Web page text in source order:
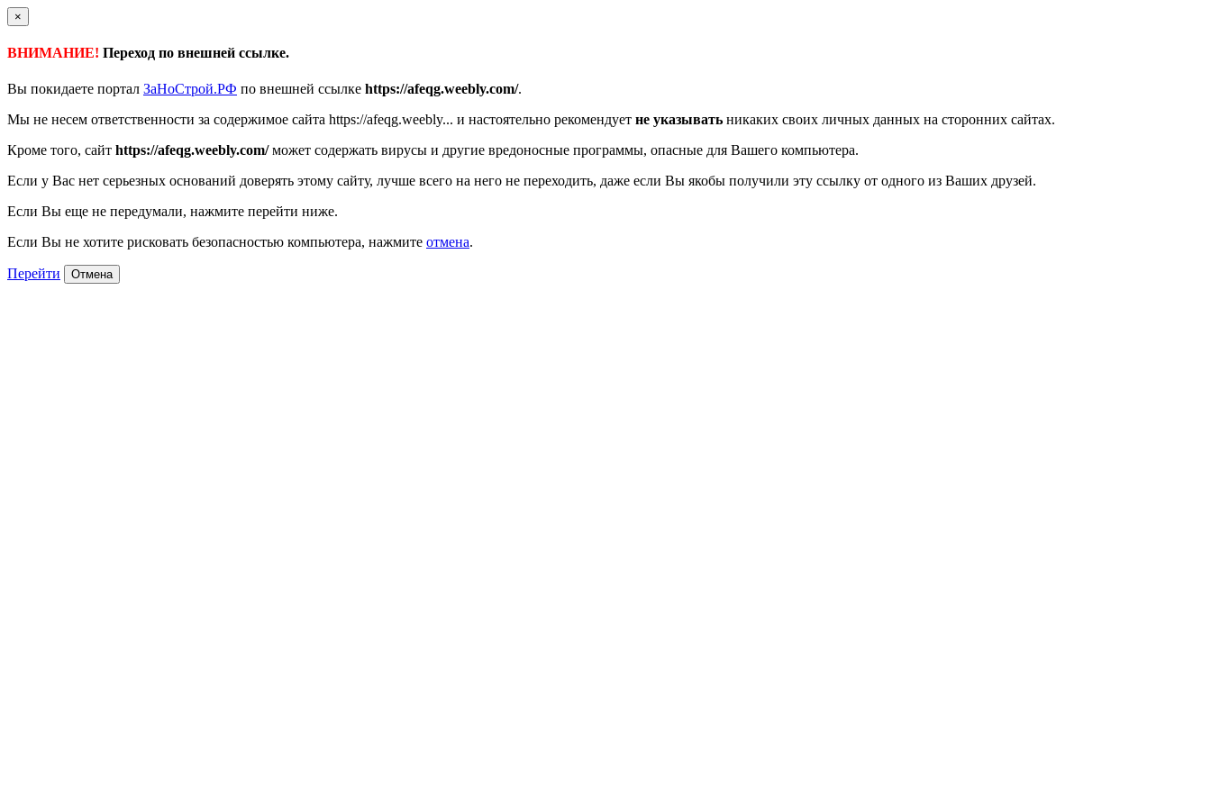
×
ВНИМАНИЕ! Переход по внешней ссылке.
Вы покидаете портал ЗаНоСтрой.РФ по внешней ссылке https://afeqg.weebly.com/.
Мы не несем ответственности за содержимое сайта https://afeqg.weebly... и настоятельно рекомендует не указывать никаких своих личных данных на сторонних сайтах.
Кроме того, сайт https://afeqg.weebly.com/может содержать вирусы и другие вредоносные программы, опасные для Вашего компьютера.
Если у Вас нет серьезных оснований доверять этому сайту, лучше всего на него не переходить, даже если Вы якобы получили эту ссылку от одного из Ваших друзей.
Если Вы еще не передумали, нажмите перейти ниже.
Если Вы не хотите рисковать безопасностью компьютера, нажмите отмена.
Перейти Отмена